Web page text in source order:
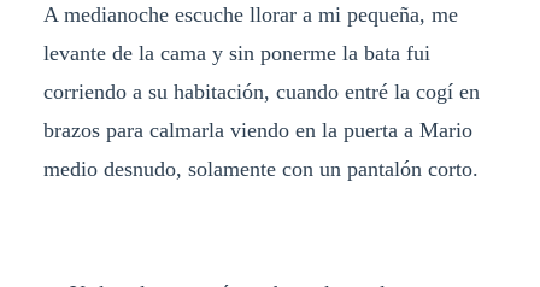
A medianoche escuche llorar a mi pequeña, me
levante de la cama y sin ponerme la bata fui
corriendo a su habitación, cuando entré la cogí en
brazos para calmarla viendo en la puerta a Mario
medio desnudo, solamente con un pantalón corto.